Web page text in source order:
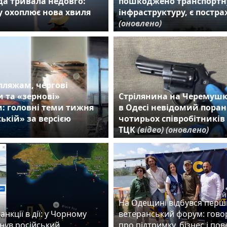
нова хвиля
інфраструктуру, є
(оновлено)
чергові
та «зернові»
головні теми тижня
за версією
Стрілянина на
в Одесі невідомий
чотирьох співробітників
ТЦК(відео)(оновлено)
в дії: у Чорному
На Одещині відбувся
ветеранський форум: